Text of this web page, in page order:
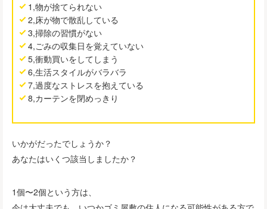
1,物が捨てられない
2,床が物で散乱している
3,掃除の習慣がない
4,ごみの収集日を覚えていない
5,衝動買いをしてしまう
6,生活スタイルがバラバラ
7,過度なストレスを抱えている
8,カーテンを閉めっきり
いかがだったでしょうか？
あなたはいくつ該当しましたか？
1個〜2個という方は、